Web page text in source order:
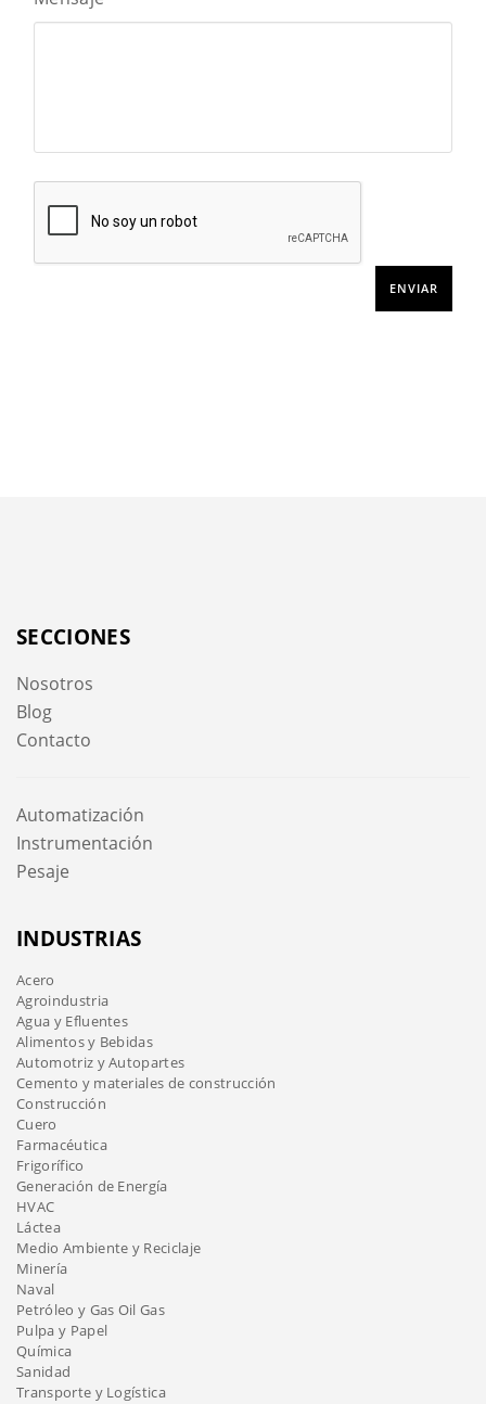
SECCIONES
Nosotros
Blog
Contacto
Automatización
Instrumentación
Pesaje
INDUSTRIAS
Acero
Agroindustria
Agua y Efluentes
Alimentos y Bebidas
Automotriz y Autopartes
Cemento y materiales de construcción
Construcción
Cuero
Farmacéutica
Frigorífico
Generación de Energía
HVAC
Láctea
Medio Ambiente y Reciclaje
Minería
Naval
Petróleo y Gas Oil Gas
Pulpa y Papel
Química
Sanidad
Transporte y Logística